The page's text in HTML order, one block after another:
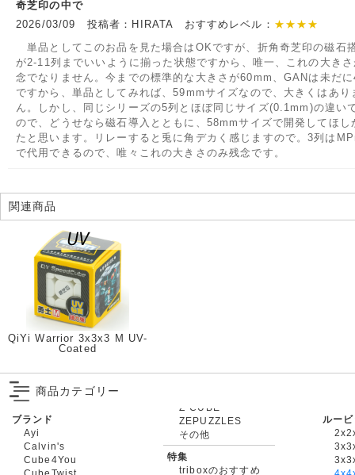
奇芝印の中で
2026/03/09 投稿者：HIRATA おすすめレベル： ★★★★
単品としてこのお品を見た場合はOKですが、折角奇芝印の磁石
が2-11列までいいように揃った状態ですから、唯一、これの大き
念でなりません。今までの標準的な大きさが60mm、GANは未だ
ですから、単品としてみれば、59mmサイズなので、大きくはあり
ん。しかし、同じシリーズの5列とほぼ同じサイズ(0.1mm)の違い
ので、どうせなら磁石導入とともに、58mmサイズで開発してほし
たと思います。リレーすると兎に角デカく感じますので。3列は
で代用できるので、唯々これの大きさのみ残念です。
関連商品
QiYi Warrior 3x3x3 M UV-
Coated
商品カテゴリー
ブランド
Ayi
Calvin's
Cube4You
ZEPUZZLES
その他
特集
triboxのおすすめ
ルー